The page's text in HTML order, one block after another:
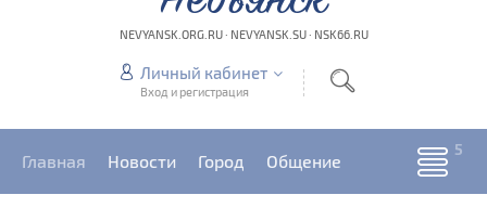
NEVYANSK.ORG.RU · NEVYANSK.SU · NSK66.RU
Личный кабинет
Вход и регистрация
Главная Новости Город Общение